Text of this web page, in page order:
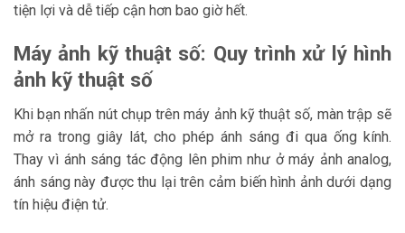
tiện lợi và dễ tiếp cận hơn bao giờ hết.
Máy ảnh kỹ thuật số: Quy trình xử lý hình
ảnh kỹ thuật số
Khi bạn nhấn nút chụp trên máy ảnh kỹ thuật số, màn trập sẽ
mở ra trong giây lát, cho phép ánh sáng đi qua ống kính.
Thay vì ánh sáng tác động lên phim như ở máy ảnh analog,
ánh sáng này được thu lại trên cảm biến hình ảnh dưới dạng
tín hiệu điện tử.